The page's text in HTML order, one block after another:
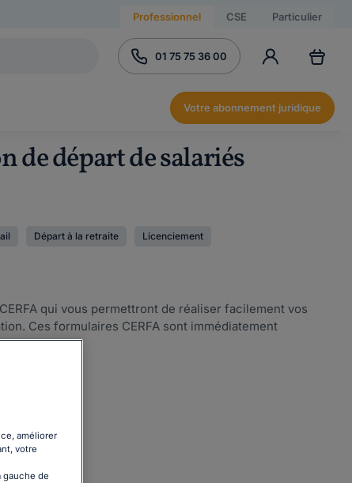
Professionnel CSE Particulier
01 75 75 36 00
Votre abonnement juridique
de départ de salariés
Départ à la retraite Licenciement
qui vous permettront de réaliser facilement vos
Ces formulaires CERFA sont immédiatement
améliorer
votre
gauche de